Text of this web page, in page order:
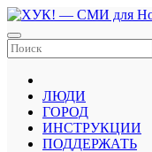
Перейти
к
содержанию
ЛЮДИ
ГОРОД
ИНСТРУКЦИИ
ПОДДЕРЖАТЬ